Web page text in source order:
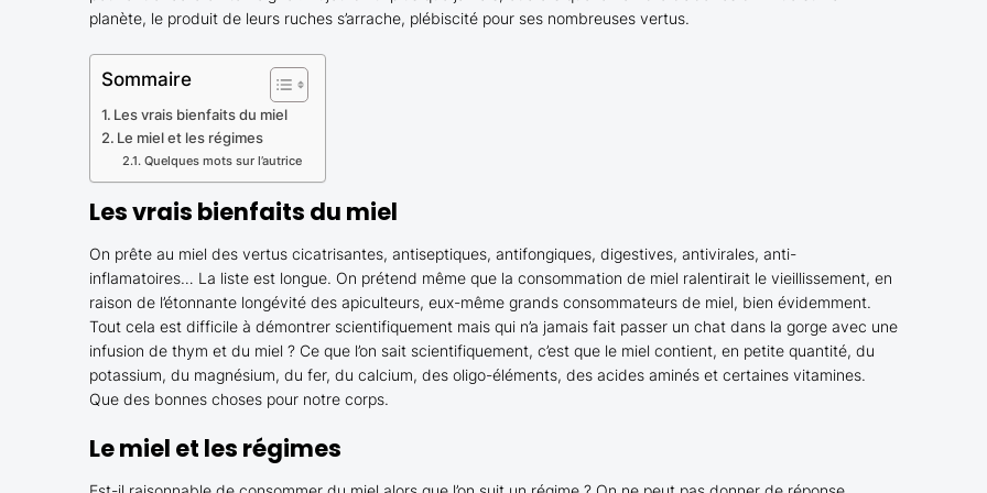
planète, le produit de leurs ruches s’arrache, plébiscité pour ses nombreuses vertus.
Sommaire
Les vrais bienfaits du miel
Le miel et les régimes
Quelques mots sur l’autrice
Les vrais bienfaits du miel
On prête au miel des vertus cicatrisantes, antiseptiques, antifongiques, digestives, antivirales, anti-
inflamatoires… La liste est longue. On prétend même que la consommation de miel ralentirait le vieillissement, en
raison de l’étonnante longévité des apiculteurs, eux-même grands consommateurs de miel, bien évidemment.
Tout cela est difficile à démontrer scientifiquement mais qui n’a jamais fait passer un chat dans la gorge avec une
infusion de thym et du miel ? Ce que l’on sait scientifiquement, c’est que le miel contient, en petite quantité, du
potassium, du magnésium, du fer, du calcium, des oligo-éléments, des acides aminés et certaines vitamines.
Que des bonnes choses pour notre corps.
Le miel et les régimes